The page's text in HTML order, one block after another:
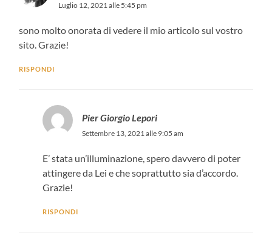
Luglio 12, 2021 alle 5:45 pm
sono molto onorata di vedere il mio articolo sul vostro
sito. Grazie!
RISPONDI
Pier Giorgio Lepori
Settembre 13, 2021 alle 9:05 am
E’ stata un’illuminazione, spero davvero di poter
attingere da Lei e che soprattutto sia d’accordo.
Grazie!
RISPONDI